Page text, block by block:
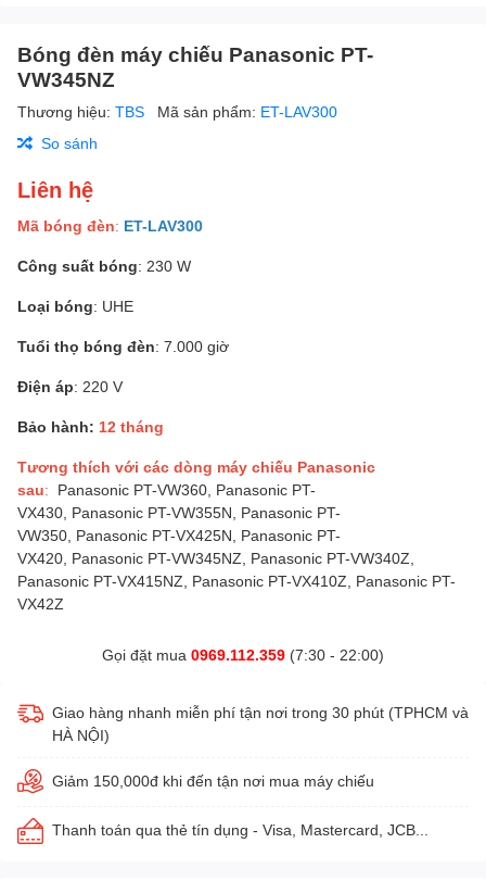
Bóng đèn máy chiếu Panasonic PT-
VW345NZ
Thương hiệu: TBS Mã sản phẩm: ET-LAV300
So sánh
Liên hệ
Mã bóng đèn: ET-LAV300
Công suất bóng: 230 W
Loại bóng: UHE
Tuổi thọ bóng đèn: 7.000 giờ
Điện áp: 220 V
Bảo hành: 12 tháng
Tương thích với các dòng máy chiếu Panasonic
sau: Panasonic PT-VW360, Panasonic PT-
VX430, Panasonic PT-VW355N, Panasonic PT-
VW350, Panasonic PT-VX425N, Panasonic PT-
VX420, Panasonic PT-VW345NZ, Panasonic PT-VW340Z,
Panasonic PT-VX415NZ, Panasonic PT-VX410Z, Panasonic PT-
VX42Z
Gọi đặt mua 0969.112.359 (7:30 - 22:00)
Giao hàng nhanh miễn phí tận nơi trong 30 phút (TPHCM và
HÀ NỘI)
Giảm 150,000đ khi đến tận nơi mua máy chiếu
Thanh toán qua thẻ tín dụng - Visa, Mastercard, JCB...